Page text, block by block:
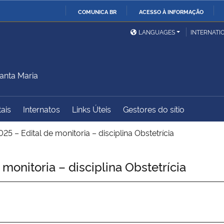
COMUNICA BR ACESSO À INFORMAÇÃO
Ministério da Defesa
Ministério das Relações
Exteriores
Ministério do
Desenvolvimento Regional
Controladoria-Geral da
União
Advocacia-Geral da União Banco Central do Brasil
LANGUAGES
Maria
Internatos Links Úteis Gestores do sítio
– Edital de monitoria – disciplina Obstetrícia
– disciplina Obstetrícia